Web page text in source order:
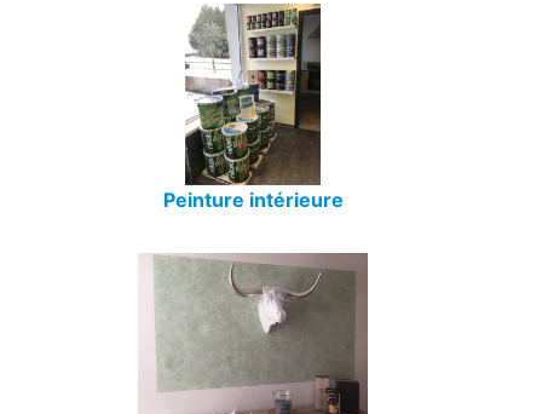
Peinture intérieure